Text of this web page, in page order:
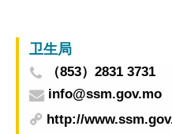
卫生局
（853）2831 3731
info@ssm.gov.mo
http://